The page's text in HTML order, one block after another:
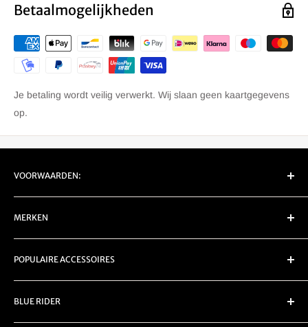
Betaalmogelijkheden
Je betaling wordt veilig verwerkt. Wij slaan geen kaartgegevens
op.
VOORWAARDEN:
EU Retour/ Garantie
Privacy
Verzenden
Servicevoorwaarden
MERKEN
Carpe Iter
Chigee
Denali
DMD
Rubbatech
POPULAIRE ACCESSOIRES
Bescherming
Led knipperlichten
Logo knipperlichten
BLUE RIDER